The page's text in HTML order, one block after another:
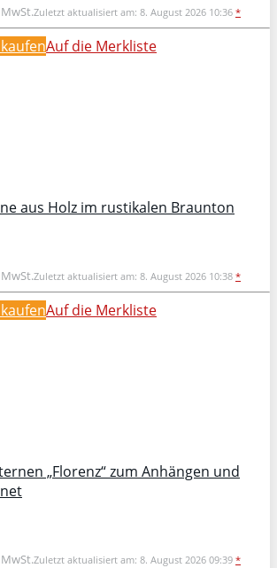
Zuletzt aktualisiert am: 8. August 2026 10:36 *
Auf die Merkliste
aus Holz im rustikalen Braunton
Zuletzt aktualisiert am: 8. August 2026 10:38 *
Auf die Merkliste
„Florenz“ zum Anhängen und
Zuletzt aktualisiert am: 8. August 2026 09:39 *